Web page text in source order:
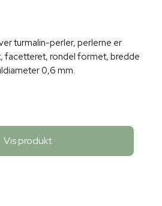
turmalin-perler, perlerne er
rondel formet, bredde
0,6 mm.
Vis produkt